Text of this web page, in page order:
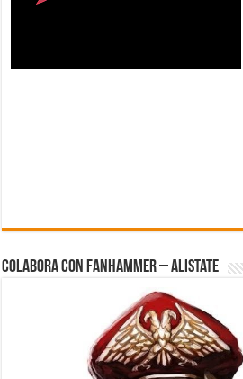
Colabora con FanHammer – Alistate